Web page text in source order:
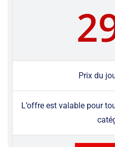
Prix ​​du
L’offre est valable pour